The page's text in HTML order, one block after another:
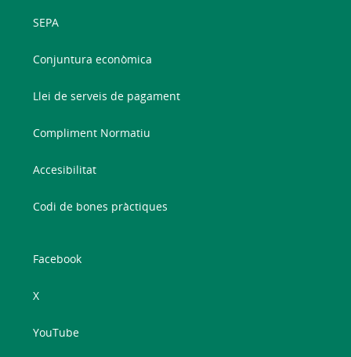
SEPA
Conjuntura econòmica
Llei de serveis de pagament
Compliment Normatiu
Accesibilitat
Codi de bones pràctiques
Facebook
X
YouTube